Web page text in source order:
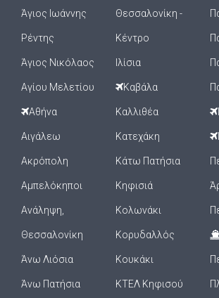
Άγιος Ιωάννης
Ρέντης
Άγιος Νικόλαος
Αγίου Μελετίου
Αθήνα
Αιγάλεω
Ακρόπολη
Αμπελόκηποι
Ανάληψη,
Θεσσαλονίκη
Άνω Λιόσια
Άνω Πατήσια
Θεσσαλονίκη -
Κέντρο
Ιλίσια
Καβάλα
Καλλιθέα
Κατεχάκη
Κάτω Πατήσια
Κηφισιά
Κολωνάκι
Κορυδαλλός
Κουκάκι
ΚΤΕΛ Κηφισού